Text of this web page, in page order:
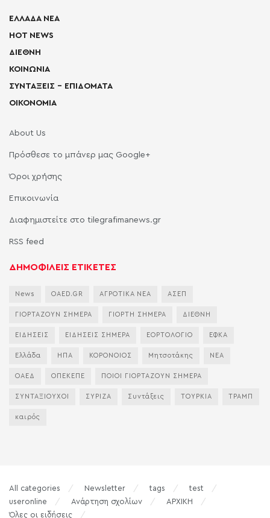
ΕΛΛΑΔΑ ΝΕΑ
HOT NEWS
ΔΙΕΘΝΗ
ΚΟΙΝΩΝΙΑ
ΣΥΝΤΑΞΕΙΣ – ΕΠΙΔΟΜΑΤΑ
ΟΙΚΟΝΟΜΙΑ
About Us
Πρόσθεσε το μπάνερ μας Google+
Όροι χρήσης
Επικοινωνία
Διαφημιστείτε στο tilegrafimanews.gr
RSS feed
ΔΗΜΟΦΙΛΕΙΣ ΕΤΙΚΕΤΕΣ
News OAED.GR ΑΓΡΟΤΙΚΑ ΝΕΑ ΑΣΕΠ
ΓΙΟΡΤΑΖΟΥΝ ΣΗΜΕΡΑ ΓΙΟΡΤΗ ΣΗΜΕΡΑ ΔΙΕΘΝΗ
ΕΙΔΗΣΕΙΣ ΕΙΔΗΣΕΙΣ ΣΗΜΕΡΑ ΕΟΡΤΟΛΟΓΙΟ ΕΦΚΑ
Ελλάδα ΗΠΑ ΚΟΡΟΝΟΙΟΣ Μητσοτάκης ΝΕΑ
ΟΑΕΔ ΟΠΕΚΕΠΕ ΠΟΙΟΙ ΓΙΟΡΤΑΖΟΥΝ ΣΗΜΕΡΑ
ΣΥΝΤΑΞΙΟΥΧΟΙ ΣΥΡΙΖΑ Συντάξεις ΤΟΥΡΚΙΑ ΤΡΑΜΠ
καιρός
All categories Newsletter tags
test
useronline
Ανάρτηση σχολίων
ΑΡΧΙΚΗ
Όλες οι ειδήσεις